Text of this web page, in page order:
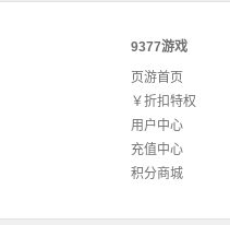
9377游戏
页游首页
￥折扣特权
用户中心
充值中心
积分商城